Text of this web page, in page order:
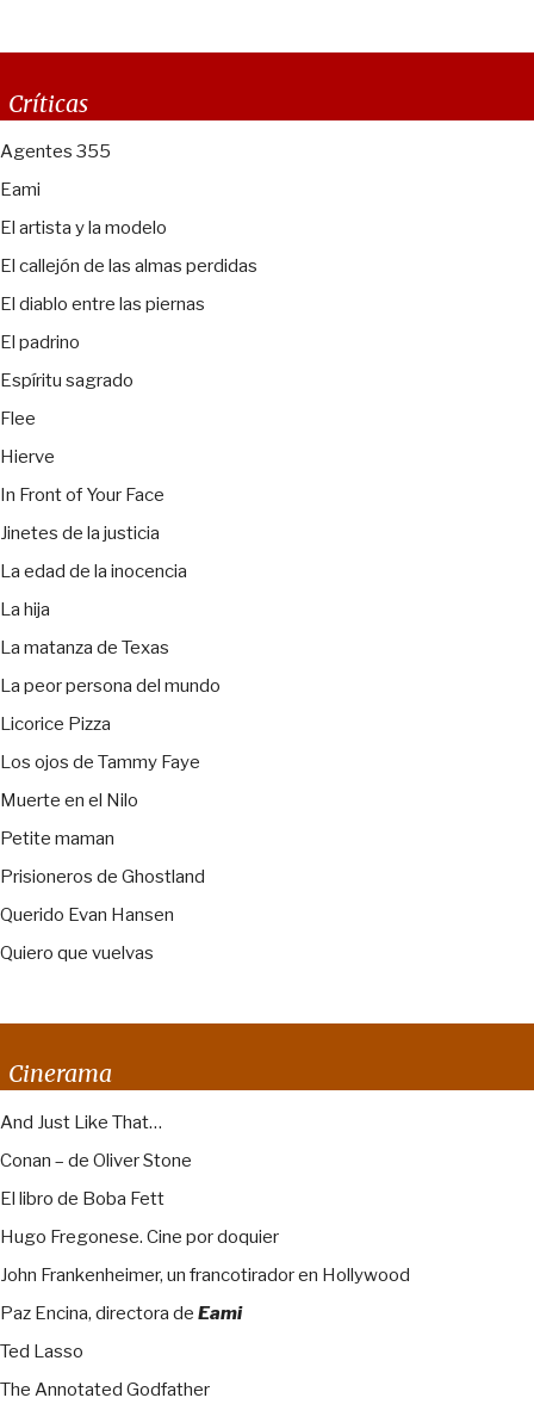
Críticas
Agentes 355
Eami
El artista y la modelo
El callejón de las almas perdidas
El diablo entre las piernas
El padrino
Espíritu sagrado
Flee
Hierve
In Front of Your Face
Jinetes de la justicia
La edad de la inocencia
La hija
La matanza de Texas
La peor persona del mundo
Licorice Pizza
Los ojos de Tammy Faye
Muerte en el Nilo
Petite maman
Prisioneros de Ghostland
Querido Evan Hansen
Quiero que vuelvas
Cinerama
And Just Like That…
Conan – de Oliver Stone
El libro de Boba Fett
Hugo Fregonese. Cine por doquier
John Frankenheimer, un francotirador en Hollywood
Paz Encina, directora de Eami
Ted Lasso
The Annotated Godfather